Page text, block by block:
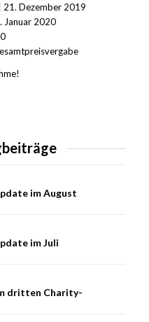
21. Dezember 2019
Januar 2020
im August
im Juli
dritten Charity-